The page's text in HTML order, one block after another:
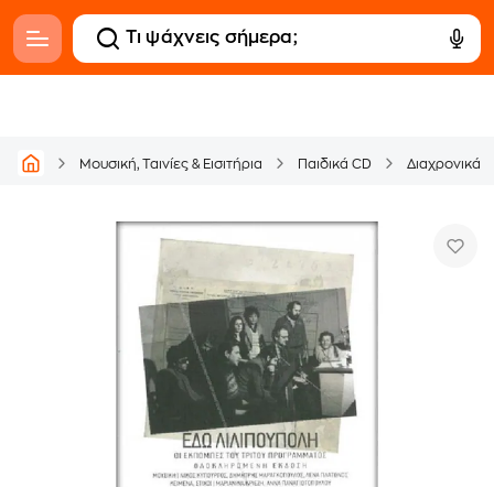
Μουσική, Ταινίες & Εισιτήρια Παιδικά CD Διαχρονικά